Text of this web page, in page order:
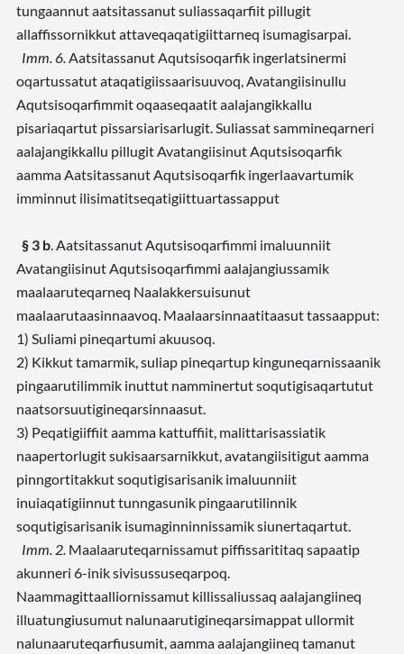
tungaannut aatsitassanut suliassaqarfiit pillugit
allaffissornikkut attaveqaqatigiittarneq isumagisarpai.
Imm. 6. Aatsitassanut Aqutsisoqarfik ingerlatsinermi
oqartussatut ataqatigiissaarisuuvoq, Avatangiisinullu
Aqutsisoqarfimmit oqaaseqaatit aalajangikkallu
pisariaqartut pissarsiarisarlugit. Suliassat sammineqarneri
aalajangikkallu pillugit Avatangiisinut Aqutsisoqarfik
aamma Aatsitassanut Aqutsisoqarfik ingerlaavartumik
imminnut ilisimatitseqatigiittuartassapput
§ 3 b . Aatsitassanut Aqutsisoqarfimmi imaluunniit
Avatangiisinut Aqutsisoqarfimmi aalajangiussamik
maalaaruteqarneq Naalakkersuisunut
maalaarutaasinnaavoq. Maalaarsinnaatitaasut tassaapput:
1) Suliami pineqartumi akuusoq.
2) Kikkut tamarmik, suliap pineqartup kinguneqarnissaanik
pingaarutilimmik inuttut namminertut soqutigisaqartutut
naatsorsuutigineqarsinnaasut.
3) Peqatigiiffiit aamma kattuffiit, malittarisassiatik
naapertorlugit sukisaarsarnikkut, avatangiisitigut aamma
pinngortitakkut soqutigisarisanik imaluunniit
inuiaqatigiinnut tunngasunik pingaarutilinnik
soqutigisarisanik isumaginninnissamik siunertaqartut.
Imm. 2. Maalaaruteqarnissamut piffissarititaq sapaatip
akunneri 6-inik sivisussuseqarpoq.
Naammagittaalliornissamut killissaliussaq aalajangiineq
illuatungiusumut nalunaarutigineqarsimappat ullormit
nalunaaruteqarfiusumit, aamma aalajangiineq tamanut